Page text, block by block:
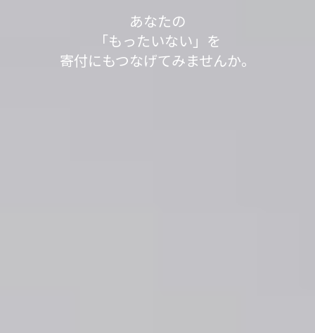
「もったいない」が
世界の
「ありがとう」につながっています。
不用品を送って1,000L分、SNSシェアで100L分の
水をきれいにする浄化剤を寄付する
取り組みを実施中です。
あなたの
「もったいない」を
寄付にもつなげてみませんか。
あなたの不用品が世界の人々の役に立っていま
す。
「もったいない運送」は、
身の回りのスッキリが社会貢献につながるサービ
今日も寄付で
見知らぬ誰かの笑顔が
生まれました。
「もったいない」が
世界の
「ありがとう」につながっています。
不用品を送って1,000L分、SNSシェアで100L分の
水をきれいにする浄化剤を寄付する
取り組みを実施中です。